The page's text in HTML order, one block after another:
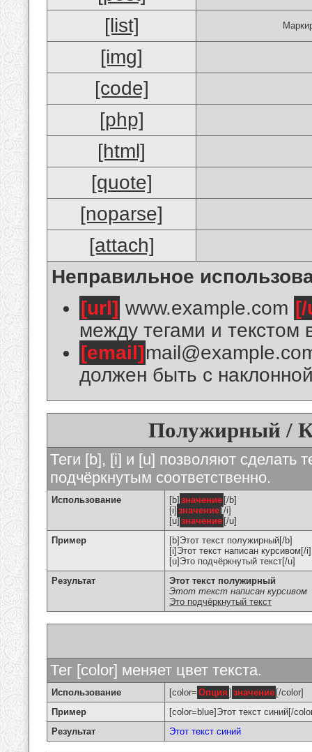
[list]
[img]
[code]
[php]
[html]
[quote]
[noparse]
[attach]
Неправильное
[url] www.example.com
между тегами и текстом
[email]
должен быть с
Полужирный /
Теги [b], [i] и [u] позволяют сделать
подчёркнутым соответственно.
Использование [b] значение [/b]
[i] значение [/i]
[u] значение [/u]
Пример
[b]Этот текст полужирный[/b]
[i]Этот текст написан курсивом[/i]
[u]Это подчёркнутый текст[/u]
Результат
Этот текст полужирный
Этот текст написан курсивом
Это подчёркнутый текст
Тег [color] меняет цвет текста.
Использование [color= Опция ] значение [/color]
Пример
[color=blue]Этот текст синий[/
Результат
Этот текст синий